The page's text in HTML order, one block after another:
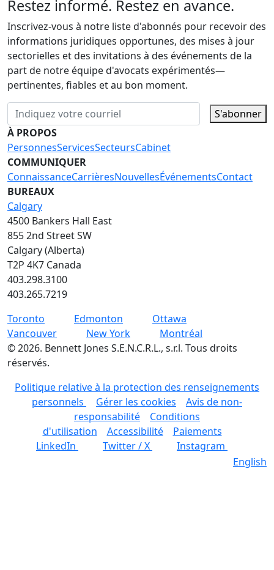
Restez informé. Restez en avance.
Inscrivez-vous à notre liste d'abonnés pour recevoir des
informations juridiques opportunes, des mises à jour
sectorielles et des invitations à des événements de la
part de notre équipe d'avocats expérimentés—
pertinentes, fiables et au bon moment.
S'abonner
À PROPOS
PersonnesServicesSecteursCabinet
COMMUNIQUER
ConnaissanceCarrièresNouvellesÉvénementsContact
BUREAUX
Calgary
4500 Bankers Hall East
855 2nd Street SW
Calgary (Alberta)
T2P 4K7 Canada
403.298.3100
403.265.7219
Toronto
Edmonton
Ottawa
Vancouver
New York
Montréal
©2026. Bennett Jones S.E.N.C.R.L., s.r.l. Tous droits
réservés.
Politique relative à la protection des renseignements
personnels
Gérer les cookies
Avis de non-
responsabilité
Conditions
d'utilisation
Accessibilité
Paiements
LinkedIn
Twitter / X
Instagram
English